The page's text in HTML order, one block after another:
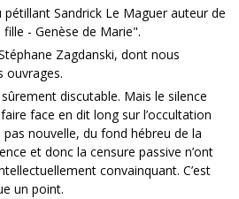
pétillant Sandrick Le Maguer auteur de
- Genèse de Marie".
Zagdanski, dont nous
ouvrages.
discutable. Mais le silence
face en dit long sur l’occultation
nouvelle, du fond hébreu de la
et donc la censure passive n’ont
convainquant. C’est
un point.